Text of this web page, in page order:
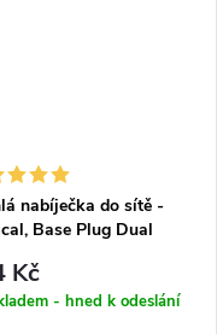
nabíječka do sítě -
Base Plug Dual
Kč
- hned k odeslání